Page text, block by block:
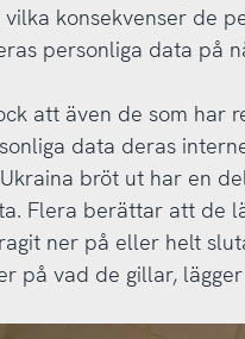
konsekvenser de
personliga data på
att även de som har
data deras
bröt ut har en
Flera berättar att de
ner på eller helt
på vad de gillar,